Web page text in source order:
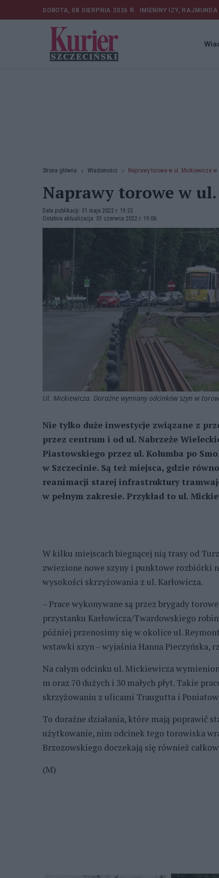
SOBOTA, 08 SIERPNIA 2026 R. IMIENINY IZY,
Strona główna Wiadomości Naprawy torowe w ul. Mickiewicza w
Naprawy torowe w
Data publikacji: 31 maja 2022 r. 19:23
Ostatnia aktualizacja: 01 czerwca 2022 r. 19:06
Ul. Mickiewicza. Doraźne wymiany odcinków szyn w
Nie tylko duże inwestycje związane z
przez centrum i od ul. Nabrzeże
Piastowskiego przez ul. Kolumba po
w Szczecinie. Są też miejsca, gdzie
reanimacji starej infrastruktury
w pełnym zakresie. Przykład to ul.
W kilku miejscach biegnącej nią trasy od
zwiezione nowe szyny i punktowe rozbiórki
wysokości skrzyżowania z ul. Karłowicza.
– Prace wykonywane są przez brygady
przystanku Karłowicza/Twardowskiego
później przenosimy się w okolice ul.
wstawki szyn – wyjaśnia Hanna Pieczyńska,
Na całym odcinku ul. Mickiewicza
m oraz 70 dużych i 30 małych płyt. Takie
skrzyżowaniu z ulicami Traugutta i
To doraźne działania, które mają poprawić
użytkowanie, nim odcinek tego torowiska
Brzozowskiego doczekają się również
(M)